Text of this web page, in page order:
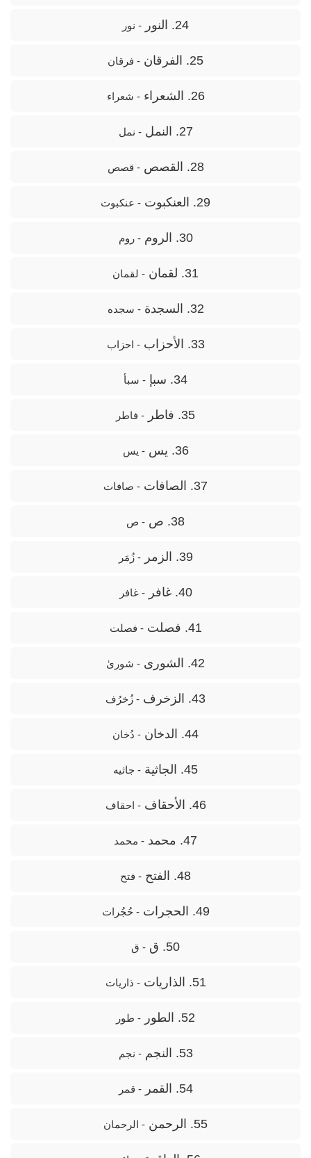
24. النور - نور
25. الفرقان - فرقان
26. الشعراء - شعراء
27. النمل - نمل
28. القصص - قصص
29. العنكبوت - عنکبوت
30. الروم - روم
31. لقمان - لقمان
32. السجدة - سجده
33. الأحزاب - احزاب
34. سبإ - سبأ
35. فاطر - فاطر
36. يس - یس
37. الصافات - صافات
38. ص - ص
39. الزمر - زُمَر
40. غافر - غافر
41. فصلت - فصلت
42. الشورى - شوریٰ
43. الزخرف - زُخرُف
44. الدخان - دُخان
45. الجاثية - جاثیه
46. الأحقاف - احقاف
47. محمد - محمد
48. الفتح - فتح
49. الحجرات - حُجُرات
50. ق - ق
51. الذاريات - ذاریات
52. الطور - طور
53. النجم - نجم
54. القمر - قمر
55. الرحمن - الرحمان